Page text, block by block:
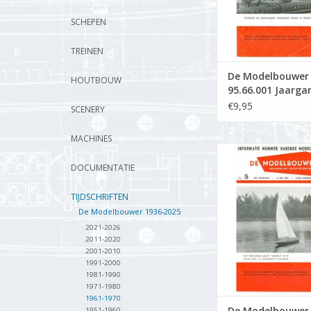
SCHEPEN
TREINEN
HOUTBOUW
SCENERY
MACHINES
DOCUMENTATIE
TIJDSCHRIFTEN
De Modelbouwer 1936-2025
2021-2026
2011-2020
2001-2010
1991-2000
1981-1990
1971-1980
1961-1970
De Modelbouwer
95.66.001
Modelbouwer"
€9,95
De Modelbouwer
Jaargang "De
Editie : 66.005
TOEVOEGEN AAN